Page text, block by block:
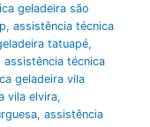
geladeira são
, assistência técnica
tatuapé,
assistência técnica
geladeira vila
vila elvira,
, assistência